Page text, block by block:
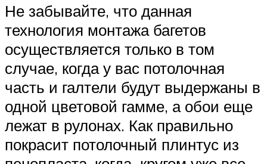
Не забывайте, что данная
технология монтажа багетов
осуществляется только в том
случае, когда у вас потолочная
часть и галтели будут выдержаны в
одной цветовой гамме, а обои еще
лежат в рулонах. Как правильно
покрасит потолочный плинтус из